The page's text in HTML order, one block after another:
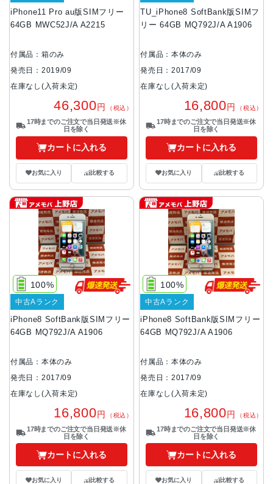
iPhone11 Pro au版SIMフリー
64GB MWC52J/A A2215
付属品：箱のみ
発売日：2019/09
在庫なし(入荷未定)
46,300円 （税込）
17時までのご注文で当日発送※休
日を除く
カートに入れる
お気に入り 比較する
TU_iPhone8 SoftBank版SIMフ
リー 64GB MQ792J/A A1906
付属品：本体のみ
発売日：2017/09
在庫なし(入荷未定)
16,800円 （税込）
17時までのご注文で当日発送※休
日を除く
カートに入れる
お気に入り 比較する
iPhone8 SoftBank版SIMフリー
64GB MQ792J/A A1906
100%
中古Aランク
付属品：本体のみ
発売日：2017/09
在庫なし(入荷未定)
16,800円 （税込）
17時までのご注文で当日発送※休
日を除く
カートに入れる
お気に入り 比較する
iPhone8 SoftBank版SIMフリー
64GB MQ792J/A A1906
100%
中古Aランク
付属品：本体のみ
発売日：2017/09
在庫なし(入荷未定)
16,800円 （税込）
17時までのご注文で当日発送※休
日を除く
カートに入れる
お気に入り 比較する